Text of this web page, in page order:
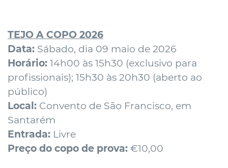
TEJO A COPO 2026
Data: Sábado, dia 09 maio de 2026
Horário: 14h00 às 15h30 (exclusivo para
profissionais); 15h30 às 20h30 (aberto ao
público)
Local: Convento de São Francisco, em
Santarém
Entrada: Livre
Preço do copo de prova: €10,00